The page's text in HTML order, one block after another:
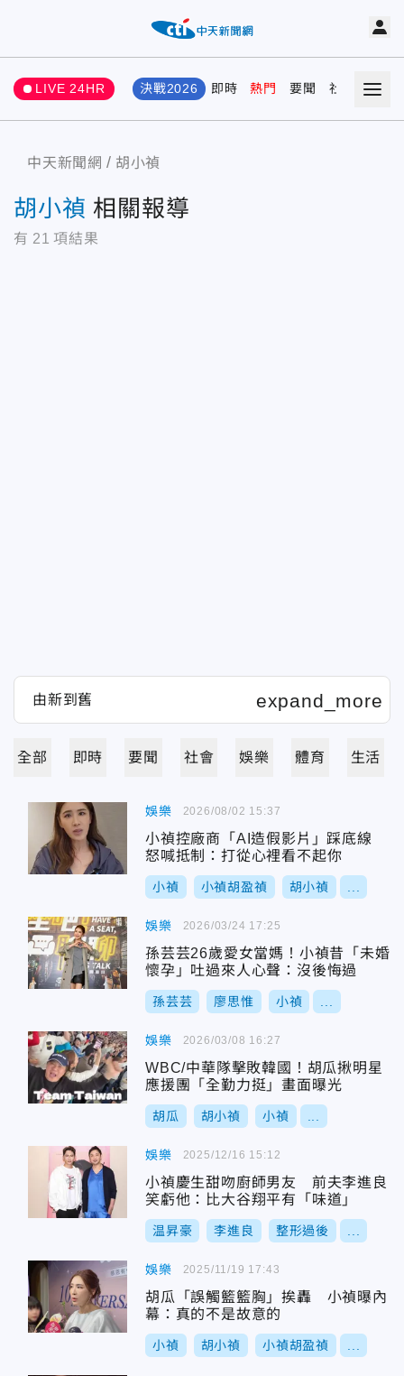
LIVE 24HR 決戰2026 即時 熱門 要聞 社會 娛樂
中天新聞網 胡小禎
胡小禎 相關報導
有 21 項結果
全部 即時 要聞 社會 娛樂 體育 生活
娛樂
小禎控廠商「AI造假影片」踩底線
怒喊抵制：打從心裡看不起你
小禎 小禎胡盈禎 胡小禎
2026/08/02 15:37
娛樂
孫芸芸26歲愛女當媽！小禎昔「未婚
懷孕」吐過來人心聲：沒後悔過
孫芸芸 廖思惟 小禎
2026/03/24 17:25
娛樂
WBC/中華隊擊敗韓國！胡瓜揪明星
應援團「全勤力挺」畫面曝光
胡瓜 胡小禎 小禎
2026/03/08 16:27
娛樂
小禎慶生甜吻廚師男友 前夫李進良
笑虧他：比大谷翔平有「味道」
温昇豪 李進良 整形過後
2025/12/16 15:12
娛樂
胡瓜「誤觸籃籃胸」挨轟 小禎曝內
幕：真的不是故意的
小禎 胡小禎 小禎胡盈禎
2025/11/19 17:43